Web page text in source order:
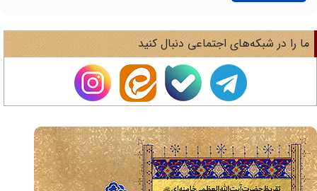
را در شبکه‌های اجتماعی دنبال کنید